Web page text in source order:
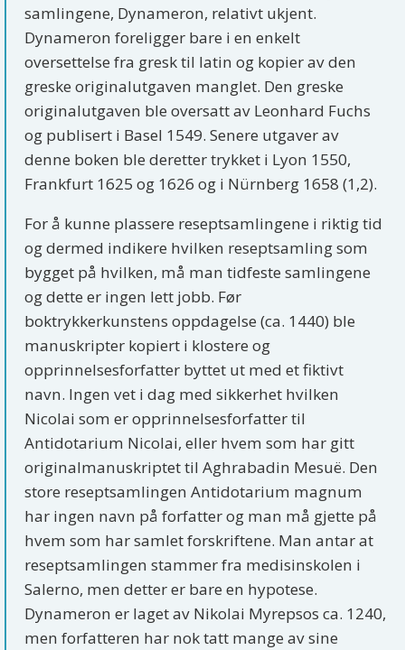
samlingene, Dynameron, relativt ukjent.
Dynameron foreligger bare i en enkelt
oversettelse fra gresk til latin og kopier av den
greske originalutgaven manglet. Den greske
originalutgaven ble oversatt av Leonhard Fuchs
og publisert i Basel 1549. Senere utgaver av
denne boken ble deretter trykket i Lyon 1550,
Frankfurt 1625 og 1626 og i Nürnberg 1658 (1,2).
For å kunne plassere reseptsamlingene i riktig tid
og dermed indikere hvilken reseptsamling som
bygget på hvilken, må man tidfeste samlingene
og dette er ingen lett jobb. Før
boktrykkerkunstens oppdagelse (ca. 1440) ble
manuskripter kopiert i klostere og
opprinnelsesforfatter byttet ut med et fiktivt
navn. Ingen vet i dag med sikkerhet hvilken
Nicolai som er opprinnelsesforfatter til
Antidotarium Nicolai, eller hvem som har gitt
originalmanuskriptet til Aghrabadin Mesuë. Den
store reseptsamlingen Antidotarium magnum
har ingen navn på forfatter og man må gjette på
hvem som har samlet forskriftene. Man antar at
reseptsamlingen stammer fra medisinskolen i
Salerno, men detter er bare en hypotese.
Dynameron er laget av Nikolai Myrepsos ca. 1240,
men forfatteren har nok tatt mange av sine